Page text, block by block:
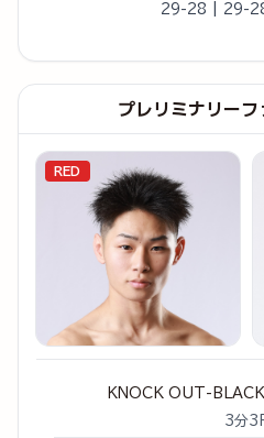
29-28 | 29-
プレリミナリー
RED
KNOCK OUT-BLACK
3分